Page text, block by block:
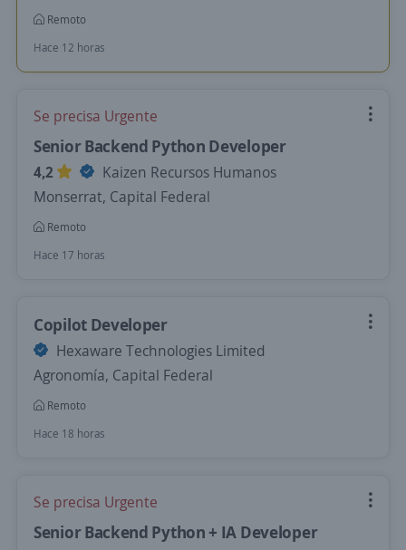
Remoto
Hace 12 horas
Se precisa Urgente
Senior Backend Python Developer
4,2
Kaizen Recursos Humanos
Monserrat, Capital Federal
Remoto
Hace 17 horas
Copilot Developer
Hexaware Technologies Limited
Agronomía, Capital Federal
Remoto
Hace 18 horas
Se precisa Urgente
Senior Backend Python + IA Developer